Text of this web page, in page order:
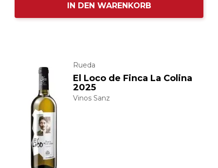
IN DEN WARENKORB
Rueda
El Loco de Finca La Colina
2025
Vinos Sanz